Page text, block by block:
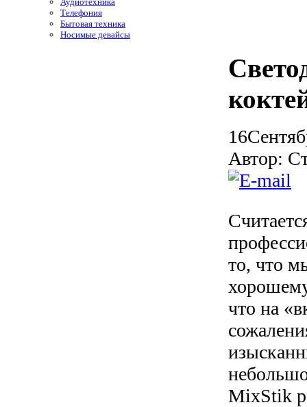
Телефония
Бытовая техника
Носимые девайсы
16
Автор:
то, что
что на
MixStik